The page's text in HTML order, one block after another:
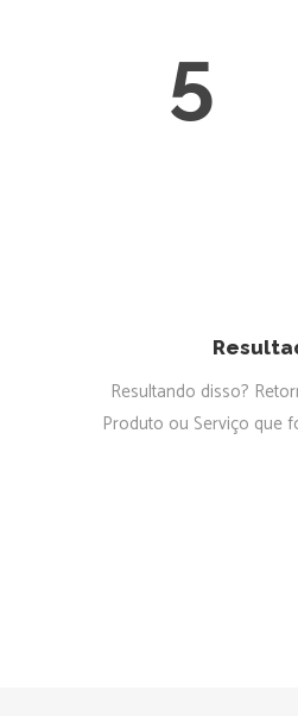
5
Resultando disso?
Produto ou Serviço que